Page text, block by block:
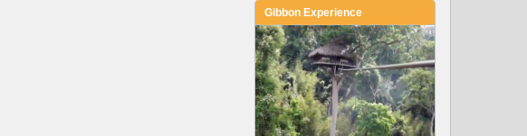
Gibbon Experience